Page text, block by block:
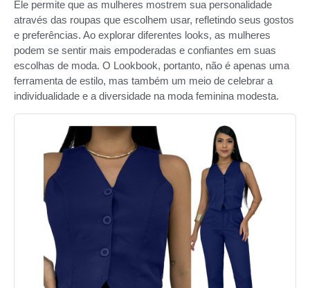
Ele permite que as mulheres mostrem sua personalidade
através das roupas que escolhem usar, refletindo seus gostos
e preferências. Ao explorar diferentes looks, as mulheres
podem se sentir mais empoderadas e confiantes em suas
escolhas de moda. O Lookbook, portanto, não é apenas uma
ferramenta de estilo, mas também um meio de celebrar a
individualidade e a diversidade na moda feminina modesta.